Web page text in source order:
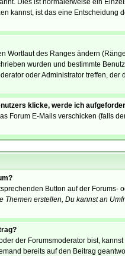
Dies ist normalerweise ein
kannst, ist das eine
Wortlaut des Ranges ändern
wurden und bestimmte
oder Administrator treffen,
klicke, werde ich
Forum E-Mails verschicken (falls
Button auf der
Themen erstellen, Du kannst an
der Forumsmoderator bist,
bereits auf den Beitrag